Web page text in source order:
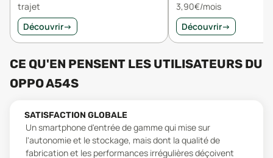
trajet
Découvrir→
3,90€/mois
Découvrir→
CE QU'EN PENSENT LES UTILISATEURS DU
OPPO A54S
SATISFACTION GLOBALE
Un smartphone d'entrée de gamme qui mise sur
l'autonomie et le stockage, mais dont la qualité de
fabrication et les performances irrégulières déçoivent